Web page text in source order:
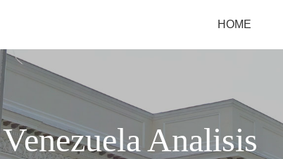
HOME
Venezuela Analisis